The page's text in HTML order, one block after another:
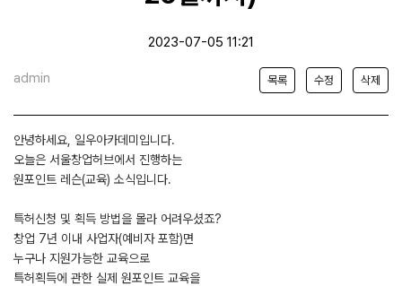
2023-07-05 11:21
admin 목록 수정 삭제
안녕하세요, 일우아카데미입니다.
오늘은 서울창업허브에서 진행하는
원포인트 레슨(교육) 소식입니다.
특허신청 및 획득 방법을 몰라 어려우셨죠?
창업 7년 이내 사업자(예비자 포함)면
누구나 지원가능한 교육으로
특허획득에 관한 실제 원포인트 교육을